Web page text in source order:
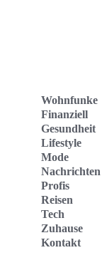
Wohnfunke
Finanziell
Gesundheit
Lifestyle
Mode
Nachrichten
Profis
Reisen
Tech
Zuhause
Kontakt